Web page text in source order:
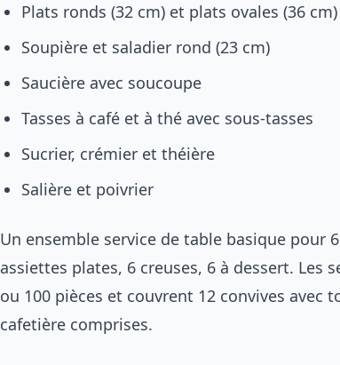
Plats ronds (32 cm) et plats ovales (36 cm)
Soupière et saladier rond (23 cm)
Saucière avec soucoupe
Tasses à café et à thé avec sous-tasses
Sucrier, crémier et théière
Salière et poivrier
Un ensemble service de table basique pour
assiettes plates, 6 creuses, 6 à dessert. Les
ou 100 pièces et couvrent 12 convives avec
cafetière comprises.